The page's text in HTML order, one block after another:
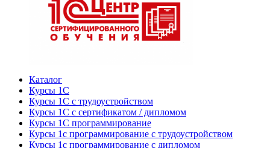
Каталог
Курсы 1С
Курсы 1С с трудоустройством
Курсы 1С с сертификатом / дипломом
Курсы 1С программирование
Курсы 1с программирование с трудоустройством
Курсы 1с программирование с дипломом